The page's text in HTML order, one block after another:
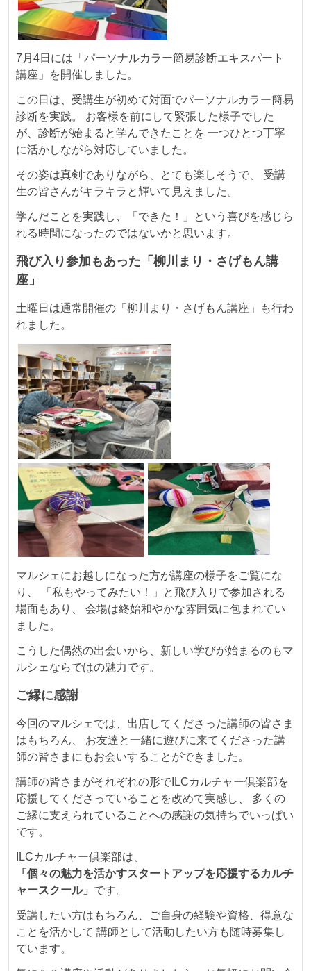
7月4日には「パーソナルカラー簡易診断エキスパート
講座」を開催しました。
この日は、受講生が初めて対面でパーソナルカラー簡易
診断を実践。 お客様を前にして緊張した様子でした
が、診断が始まると学んできたことを 一つひとつ丁寧
に活かしながら対応していました。
その姿は真剣でありながら、とても楽しそうで、 受講
生の皆さんがキラキラと輝いて見えました。
学んだことを実践し、「できた！」という喜びを感じら
れる時間になったのではないかと思います。
飛び入り参加もあった「柳川まり・さげもん講
座」
土曜日は通常開催の「柳川まり・さげもん講座」も行わ
れました。
マルシェにお越しになった方が講座の様子をご覧にな
り、 「私もやってみたい！」と飛び入りで参加される
場面もあり、 会場は終始和やかな雰囲気に包まれてい
ました。
こうした偶然の出会いから、新しい学びが始まるのもマ
ルシェならではの魅力です。
ご縁に感謝
今回のマルシェでは、出店してくださった講師の皆さま
はもちろん、 お友達と一緒に遊びに来てくださった講
師の皆さまにもお会いすることができました。
講師の皆さまがそれぞれの形でILCカルチャー倶楽部を
応援してくださっていることを改めて実感し、 多くの
ご縁に支えられていることへの感謝の気持ちでいっぱい
です。
ILCカルチャー倶楽部は、
「個々の魅力を活かすスタートアップを応援するカルチ
ャースクール」 です。
受講したい方はもちろん、ご自身の経験や資格、得意な
ことを活かして 講師として活動したい方も随時募集し
ています。